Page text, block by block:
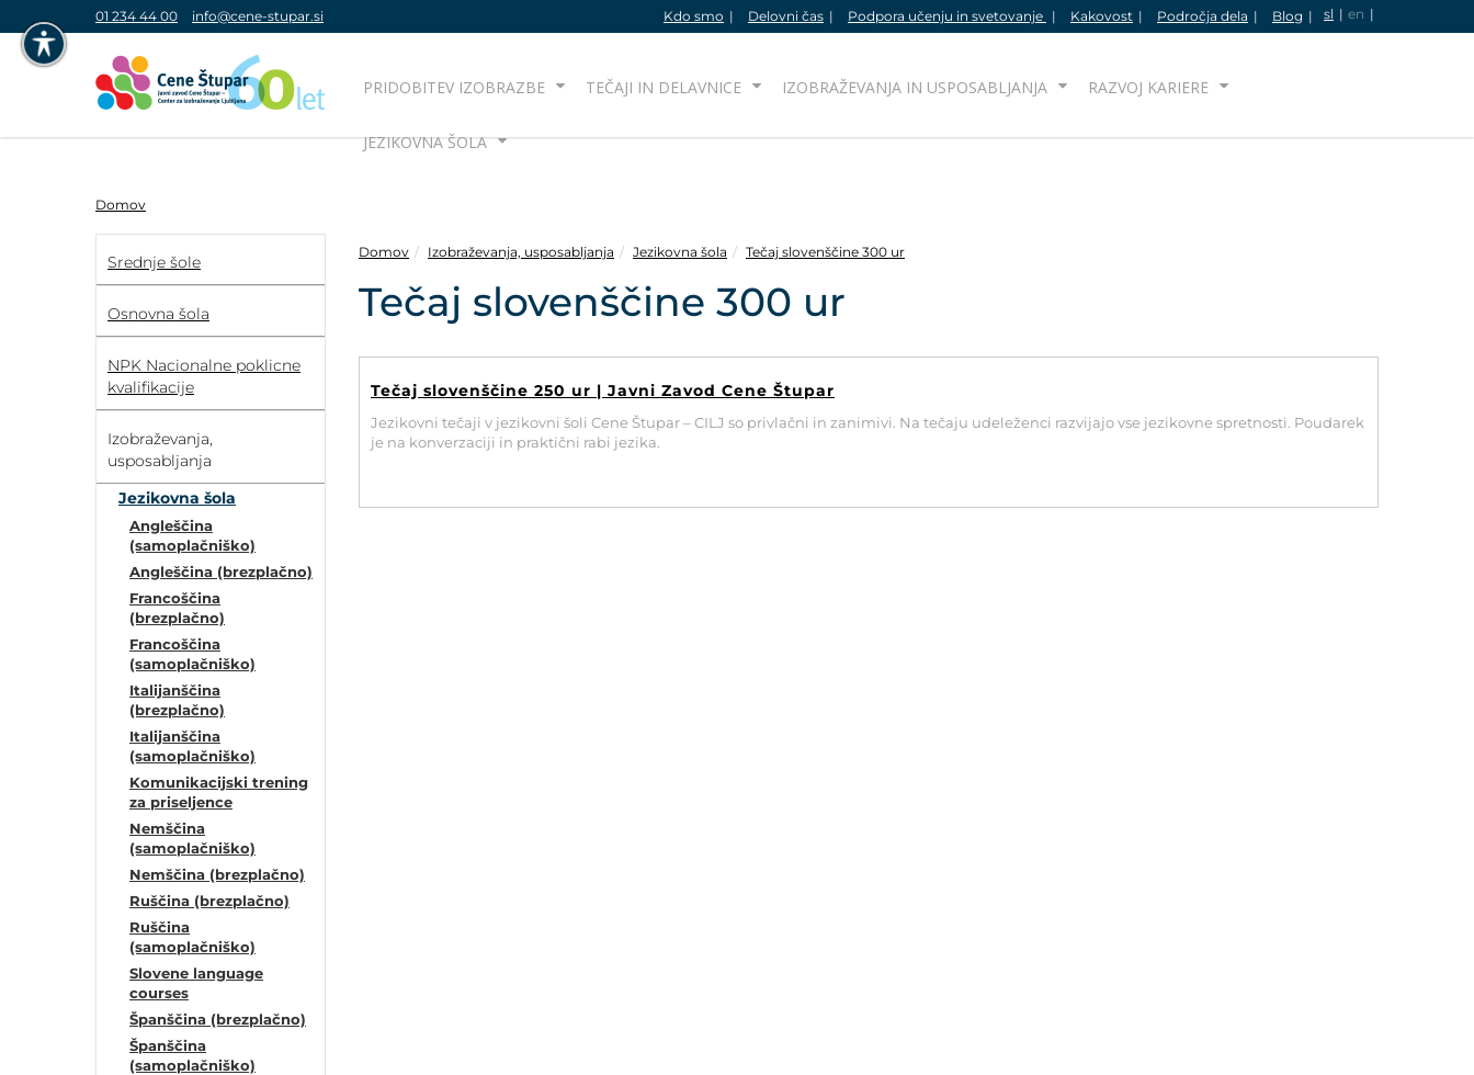
NAVIGACIJA PREKO TIPKOVNICE
POVEČAJ PISAVO
POMANJŠAJ PISAVO
OZNAČI NASLOVE
OZNAČI POVEZAVE
PODČRTAJ POVEZAVE
ZEMLJEVID STRANI
IZJAVA O DOSTOPNOSTI
01 234 44 00 info@cene-stupar.si sl en
Kdo smo Delovni čas Podpora učenju in svetovanje Kakovost Področja dela Blog
PRIDOBITEV IZOBRAZBE TEČAJI IN DELAVNICE IZOBRAŽEVANJA IN USPOSABLJANJA RAZVOJ KARIERE
JEZIKOVNA ŠOLA
Domov
Srednje šole
Osnovna šola
NPK Nacionalne poklicne
kvalifikacije
Izobraževanja,
usposabljanja
Jezikovna šola
Angleščina
(samoplačniško)
Angleščina (brezplačno)
Francoščina
(brezplačno)
Francoščina
(samoplačniško)
Italijanščina
(brezplačno)
Italijanščina
(samoplačniško)
Komunikacijski trening
za priseljence
Nemščina
(samoplačniško)
Nemščina (brezplačno)
Ruščina (brezplačno)
Ruščina
(samoplačniško)
Slovene language
courses
Španščina (brezplačno)
Španščina
(samoplačniško)
Domov Izobraževanja, usposabljanja Jezikovna šola Tečaj slovenščine 300 ur
Tečaj slovenščine 300 ur
Tečaj slovenščine 250 ur | Javni Zavod Cene Štupar
Jezikovni tečaji v jezikovni šoli Cene Štupar – CILJ so privlačni in zanimivi. Na tečaju udeleženci razvijajo vse jezikovne spretnosti. Poudarek
je na konverzaciji in praktični rabi jezika.